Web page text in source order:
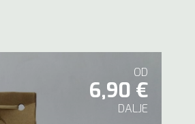
OD
6,90 €
DALJE